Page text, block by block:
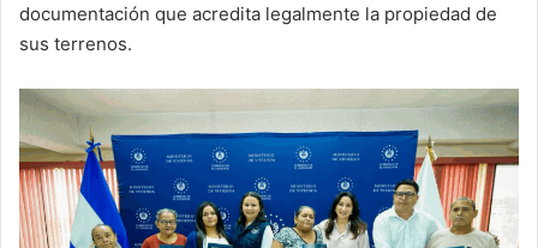
documentación que acredita legalmente la propiedad de
sus terrenos.